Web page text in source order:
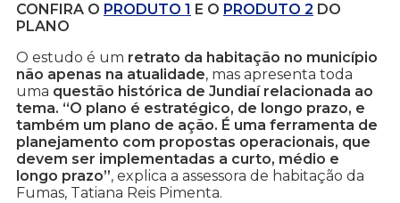
CONFIRA O PRODUTO 1 E O PRODUTO 2 DO
PLANO
O estudo é um retrato da habitação no município
não apenas na atualidade, mas apresenta toda
uma questão histórica de Jundiaí relacionada ao
tema. “O plano é estratégico, de longo prazo, e
também um plano de ação. É uma ferramenta de
planejamento com propostas operacionais, que
devem ser implementadas a curto, médio e
longo prazo”, explica a assessora de habitação da
Fumas, Tatiana Reis Pimenta.